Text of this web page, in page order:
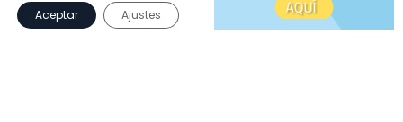
Aceptar Ajustes